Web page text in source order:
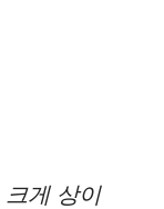
게 상이